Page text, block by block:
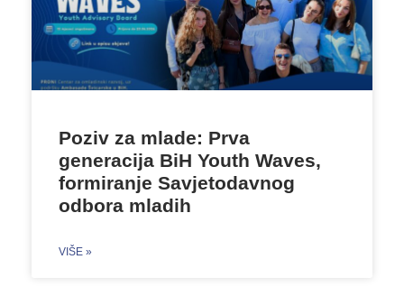
Poziv za mlade: Prva
generacija BiH Youth Waves,
formiranje Savjetodavnog
odbora mladih
VIŠE »